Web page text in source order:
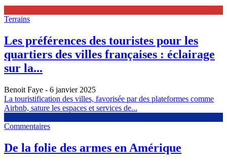
Terrains
Les préférences des touristes pour les
quartiers des villes françaises : éclairage
sur la...
Benoit Faye - 6 janvier 2025
La touristification des villes, favorisée par des plateformes comme
Airbnb, sature les espaces et services de...
Commentaires
De la folie des armes en Amérique